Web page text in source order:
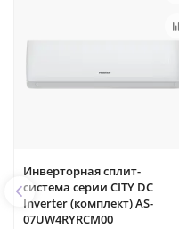
Инверторная сплит-
система серии CITY DC
Inverter (комплект) AS-
07UW4RYRCM00